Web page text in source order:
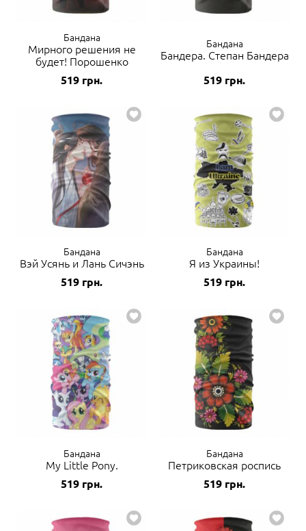
Бандана
Мирного решения не
будет! Порошенко
519 грн.
Бандана
Бандера. Степан Бандера
519 грн.
Бандана
Вэй Усянь и Лань Сичэнь
519 грн.
Бандана
Я из Украины!
519 грн.
Бандана
My Little Pony.
519 грн.
Бандана
Петриковская роспись
519 грн.